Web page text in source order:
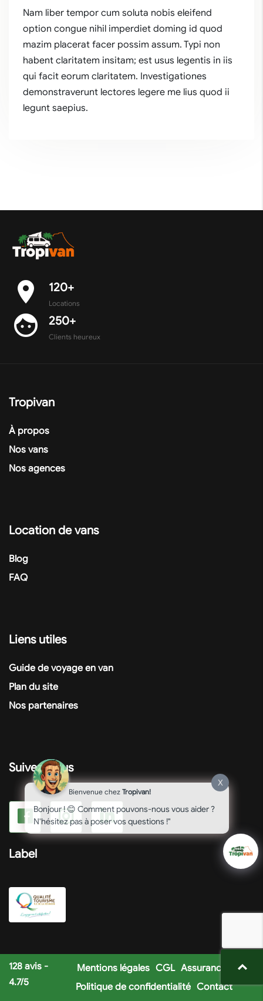
Nam liber tempor cum soluta nobis eleifend
option congue nihil imperdiet doming id quod
mazim placerat facer possim assum. Typi non
habent claritatem insitam; est usus legentis in iis
qui facit eorum claritatem. Investigationes
demonstraverunt lectores legere me lius quod ii
legunt saepius.
place 120+
Locations
face 250+
Clients heureux
Tropivan
À propos
Nos vans
Nos agences
Location de vans
Blog
FAQ
Liens utiles
Guide de voyage en van
Plan du site
Nos partenaires
Suivez-nous
Label
128 avis -
4.7/5
Mentions légales CGL Assurances
Politique de confidentialité Contact
X
Bienvenue chez Tropivan!
Bonjour ! 😊 Comment pouvons-nous vous aider ?
N'hésitez pas à poser vos questions !"